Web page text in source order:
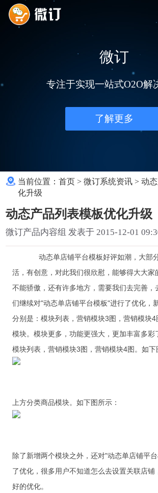
微订
专注于实现一站式O2O解
了解更多
当前位置：首页 >微订系统资讯 >动
化升级
动态产品列表模板优化升级
微订产品内容组 发表于 2015-12-01
动态单店铺平台模板好评如潮，大部分
活，有创意，对此我们很欣慰，能够得大大家
不能骄傲，还有许多地方，需要我们去完善，
们继续对"动态单店铺平台模板"进行了优化，
分别是：模块列表，营销模块3图，营销模块
模块。模块更多，功能更强大，更加丰富多彩
模块列表，营销模块3图，营销模块4图。如下
上方分类商品模块。如下图所示：
除了新增两个模块之外，还对"动态单店铺平
了优化，很多用户不知道怎么去设置关联店铺
好的优化。